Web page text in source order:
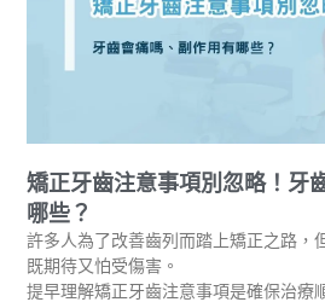
矯正牙齒注意事項別忽略！牙
哪些？
許多人為了改善齒列而踏上矯正之路，
既期待又怕受傷害。
提早理解矯正牙齒注意事項是確保治療